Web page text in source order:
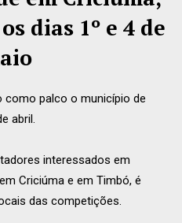
dias 1º e 4 de
como palco o município de
abril.
interessados em
Criciúma e em Timbó, é
das competições.